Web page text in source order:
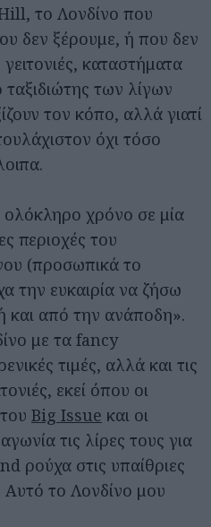
το Λονδίνο που
δεν ξέρουμε, ή που δεν
καταστήματα
των λίγων
τον κόπο, αλλά γιατί
όχι τόσο
ολόκληρο χρόνο σε μία
περιοχές του
(προσωπικά το
την ευκαιρία να ζήσω
και από την ανάποδη».
με τα fancy
τιμές, αλλά και τις
εκεί όπου οι
Big Issue και οι
τις λίρες τους για
ρούχα στις υπαίθριες
Αυτό το Λονδίνο μου